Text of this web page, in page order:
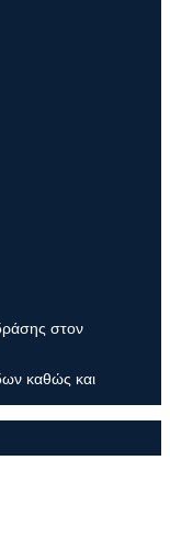
στον
καθώς και